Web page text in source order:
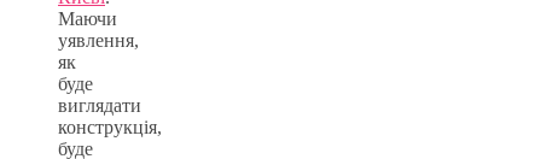
Маючи
уявлення,
як
буде
виглядати
конструкція,
буде